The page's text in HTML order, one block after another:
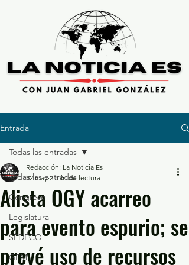
Entrada
Todas las entradas
Congreso
Legislatura
SEDECO
GEM
Todas las entradas
Alista OGY acarreo
para evento espurio; se
prevé uso de recursos
Redacción: La Noticia Es
22 may 2 min de lectura